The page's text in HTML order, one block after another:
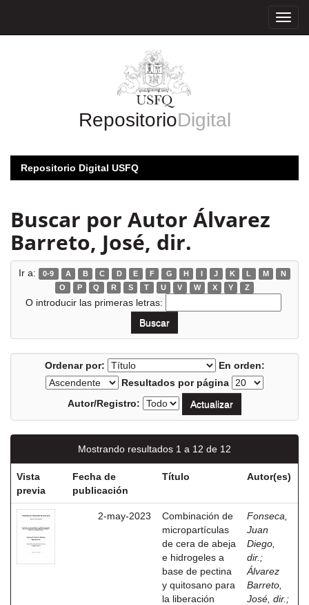
RepositorioDigital
Repositorio Digital USFQ
Buscar por Autor Álvarez
Barreto, José, dir.
Ir a: 0-9 A B C D E F G H I J K L M
N
O
P Q R S T U V W X Y Z
O introducir las primeras letras:
Ordenar por:
En orden:
Resultados por página
Autor/Registro:
Mostrando resultados 1 a 12 de 12
Vista
previa
Fecha de
publicación
Título Autor(es)
2-may-2023
Combinación de
micropartículas
de cera de abeja
e hidrogeles a
base de pectina
y quitosano para
la liberación
Fonseca,
Juan
Diego,
dir. ;
Álvarez
Barreto,
José, dir. ;